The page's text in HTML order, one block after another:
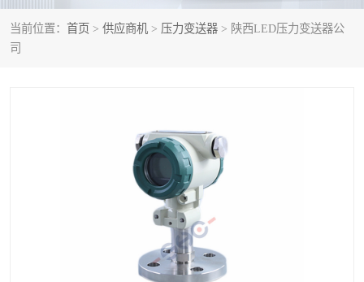
当前位置： 首页 > 供应商机 > 压力变送器 > 陕西LED压力变送器公
司
位移传感器 差压变送器